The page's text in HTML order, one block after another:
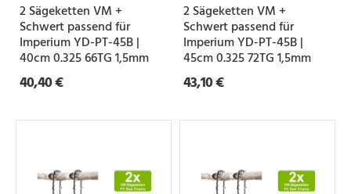
2 Sägeketten VM +
Schwert passend für
Imperium YD-PT-45B |
40cm 0.325 66TG 1,5mm
40,40 €
2 Sägeketten VM +
Schwert passend für
Imperium YD-PT-45B |
45cm 0.325 72TG 1,5mm
43,10 €